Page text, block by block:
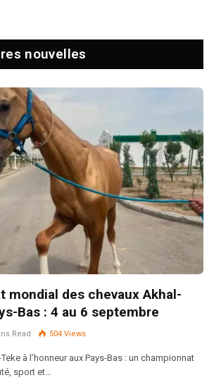
nouvelles
mondial des chevaux Akhal-
Bas : 4 au 6 septembre
Read 504 Views
à l’honneur aux Pays-Bas : un championnat
sport et…